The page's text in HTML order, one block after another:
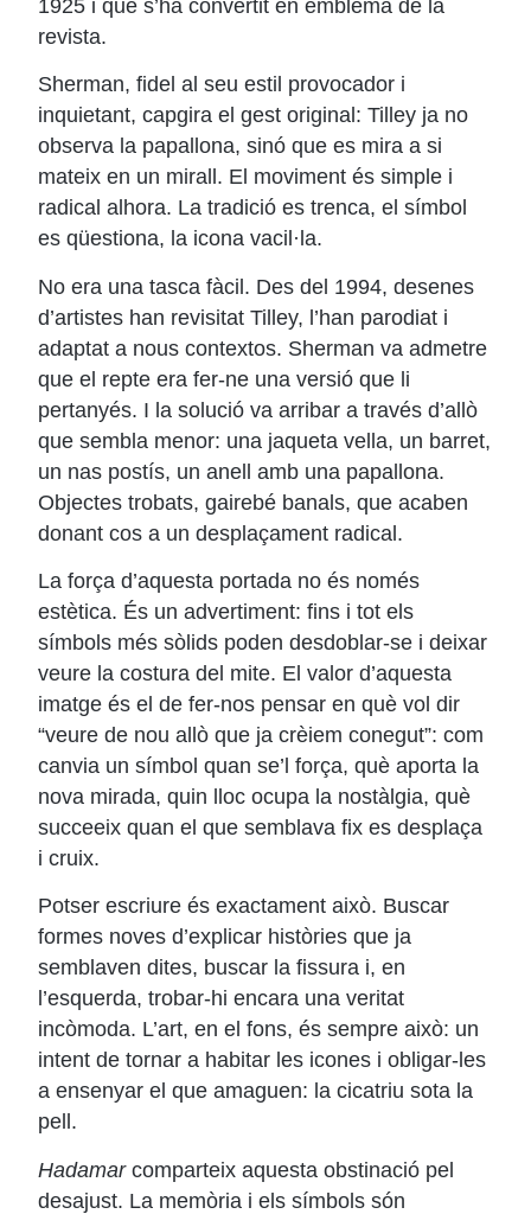
1925 i que s’ha convertit en emblema de la
revista.
Sherman, fidel al seu estil provocador i
inquietant, capgira el gest original: Tilley ja no
observa la papallona, sinó que es mira a si
mateix en un mirall. El moviment és simple i
radical alhora. La tradició es trenca, el símbol
es qüestiona, la icona vacil·la.
No era una tasca fàcil. Des del 1994, desenes
d’artistes han revisitat Tilley, l’han parodiat i
adaptat a nous contextos. Sherman va admetre
que el repte era fer-ne una versió que li
pertanyés. I la solució va arribar a través d’allò
que sembla menor: una jaqueta vella, un barret,
un nas postís, un anell amb una papallona.
Objectes trobats, gairebé banals, que acaben
donant cos a un desplaçament radical.
La força d’aquesta portada no és només
estètica. És un advertiment: fins i tot els
símbols més sòlids poden desdoblar-se i deixar
veure la costura del mite. El valor d’aquesta
imatge és el de fer-nos pensar en què vol dir
“veure de nou allò que ja crèiem conegut”: com
canvia un símbol quan se’l força, què aporta la
nova mirada, quin lloc ocupa la nostàlgia, què
succeeix quan el que semblava fix es desplaça
i cruix.
Potser escriure és exactament això. Buscar
formes noves d’explicar històries que ja
semblaven dites, buscar la fissura i, en
l’esquerda, trobar-hi encara una veritat
incòmoda. L’art, en el fons, és sempre això: un
intent de tornar a habitar les icones i obligar-les
a ensenyar el que amaguen: la cicatriu sota la
pell.
Hadamarcomparteix aquesta obstinació pel
desajust. La memòria i els símbols són